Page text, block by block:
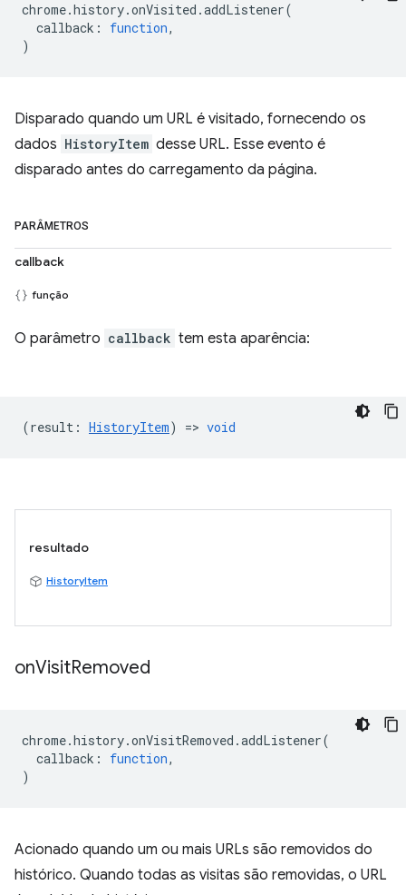
chrome.history.onVisited .addListener(
callback : function,
)
Disparado quando um URL é visitado, fornecendo os
dados HistoryItem desse URL. Esse evento é
disparado antes do carregamento da página.
PARÂMETROS
callback
função
O parâmetro callback tem esta aparência:
(result : HistoryItem) => void
resultado
HistoryItem
onVisitRemoved
chrome.history.onVisitRemoved .addListener(
callback : function,
)
Acionado quando um ou mais URLs são removidos do
histórico. Quando todas as visitas são removidas, o URL